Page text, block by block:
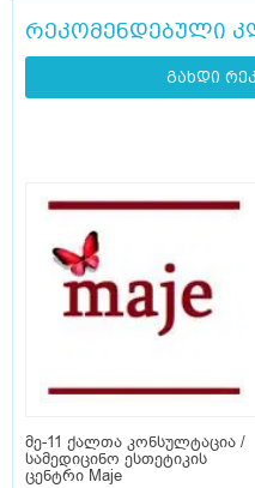
რეკომენდებული
გახდი
მე-11 ქალთა კონსულტაცია /
სამედიცინო ესთეტიკის
ცენტრი Maje